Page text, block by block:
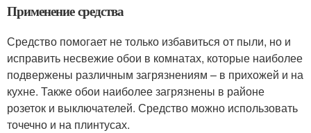
Применение средства
Средство помогает не только избавиться от пыли, но и
исправить несвежие обои в комнатах, которые наиболее
подвержены различным загрязнениям – в прихожей и на
кухне. Также обои наиболее загрязнены в районе
розеток и выключателей. Средство можно использовать
точечно и на плинтусах.